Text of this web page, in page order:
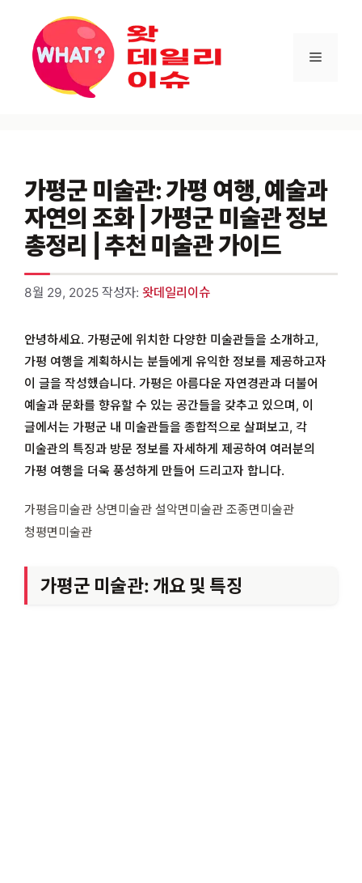
건너뛰기
메뉴
가평군 미술관: 가평 여행, 예술과
자연의 조화 | 가평군 미술관 정보
총정리 | 추천 미술관 가이드
8월 29, 2025 작성자: 왓데일리이슈
안녕하세요. 가평군에 위치한 다양한 미술관들을 소개하고,
가평 여행을 계획하시는 분들에게 유익한 정보를 제공하고자
이 글을 작성했습니다. 가평은 아름다운 자연경관과 더불어
예술과 문화를 향유할 수 있는 공간들을 갖추고 있으며, 이
글에서는 가평군 내 미술관들을 종합적으로 살펴보고, 각
미술관의 특징과 방문 정보를 자세하게 제공하여 여러분의
가평 여행을 더욱 풍성하게 만들어 드리고자 합니다.
가평읍미술관 상면미술관 설악면미술관 조종면미술관
청평면미술관
가평군 미술관: 개요 및 특징